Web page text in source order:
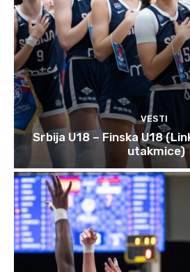
VESTI
Srbija U18 – Finska U18
utakmice)